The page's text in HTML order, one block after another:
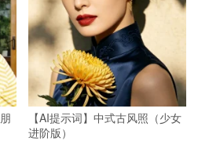
【AI提示词】中式古风照（少女
进阶版）